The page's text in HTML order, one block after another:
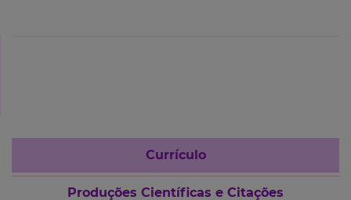
Currículo
Produções Científicas e Citações